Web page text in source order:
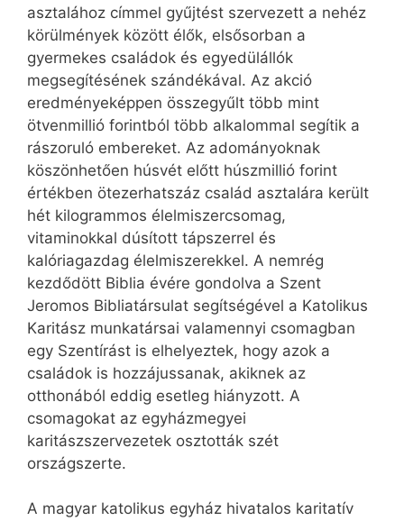
asztalához címmel gyűjtést szervezett a nehéz
körülmények között élők, elsősorban a
gyermekes családok és egyedülállók
megsegítésének szándékával. Az akció
eredményeképpen összegyűlt több mint
ötvenmillió forintból több alkalommal segítik a
rászoruló embereket. Az adományoknak
köszönhetően húsvét előtt húszmillió forint
értékben ötezerhatszáz család asztalára került
hét kilogrammos élelmiszercsomag,
vitaminokkal dúsított tápszerrel és
kalóriagazdag élelmiszerekkel. A nemrég
kezdődött Biblia évére gondolva a Szent
Jeromos Bibliatársulat segítségével a Katolikus
Karitász munkatársai valamennyi csomagban
egy Szentírást is elhelyeztek, hogy azok a
családok is hozzájussanak, akiknek az
otthonából eddig esetleg hiányzott. A
csomagokat az egyházmegyei
karitászszervezetek osztották szét
országszerte.
A magyar katolikus egyház hivatalos karitatív